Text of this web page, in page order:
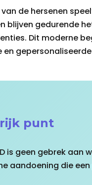
de hersenen
blijven gedurende
Dit moderne
en
punt
is geen gebrek aan
aandoening die